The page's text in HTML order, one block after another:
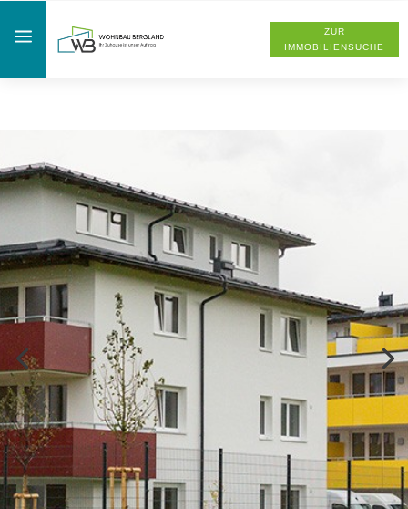
a
ZUR
IMMOBILIENSUCHE